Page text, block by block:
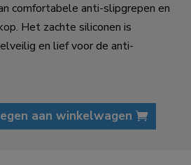
comfortabele anti-slipgrepen en
Het zachte siliconen is
en lief voor de anti-
aan winkelwagen